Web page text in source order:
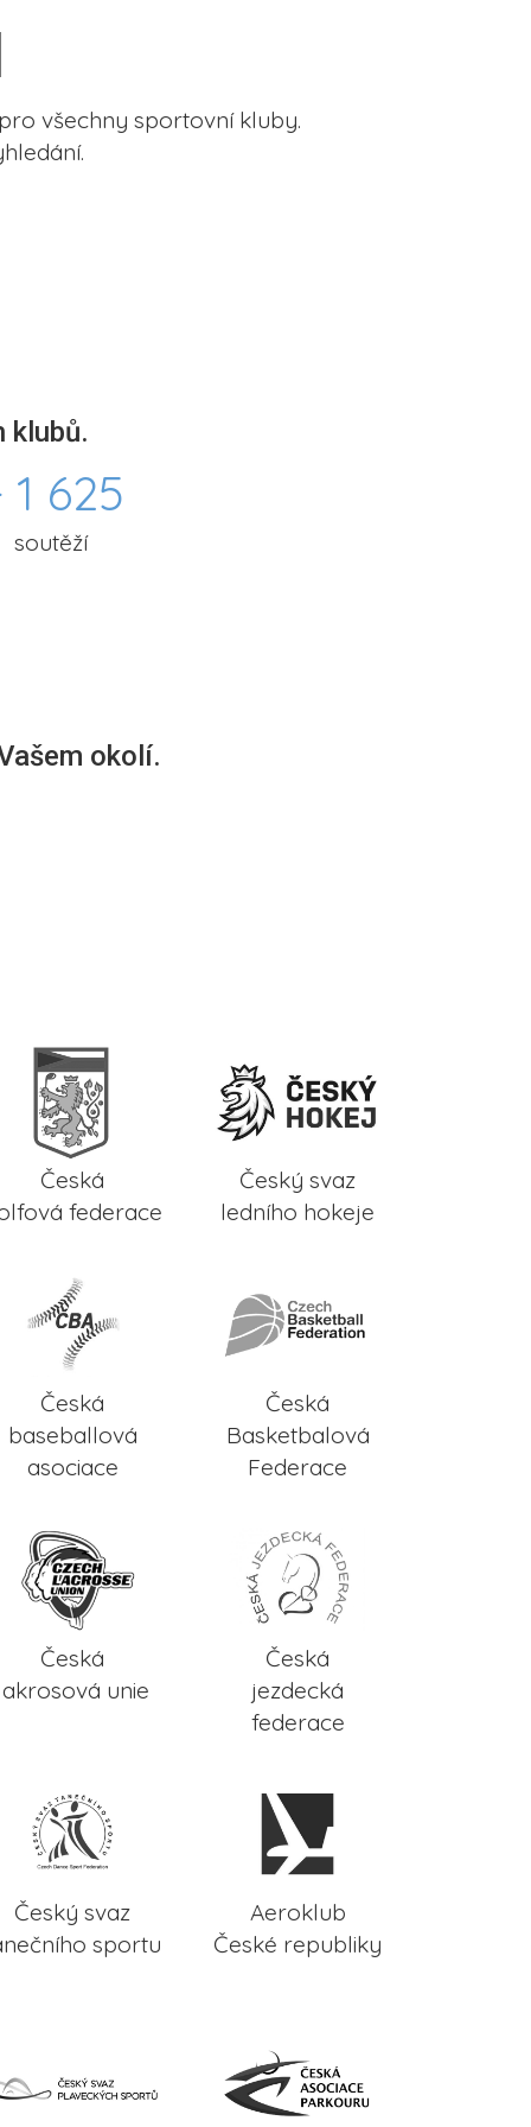
všechny sportovní kluby.
klubů.
1 625
soutěží
okolí.
Česká
federace
Český svaz
ledního hokeje
Česká
baseballová
asociace
Česká
Basketbalová
Federace
Česká
unie
Česká
jezdecká
federace
Český svaz
sportu
Aeroklub
České republiky